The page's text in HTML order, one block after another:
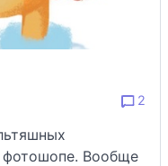
2
фотошопе. Вообще